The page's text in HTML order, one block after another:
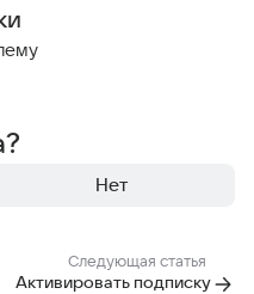
Нет
Следующая статья
Активировать подписку